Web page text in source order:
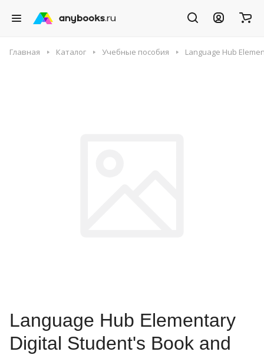
Главная Каталог Учебные пособия Language Hub
Language Hub Elementary
Digital Student's Book and